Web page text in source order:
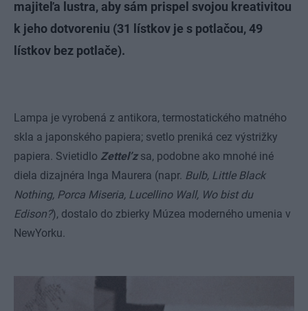
majiteľa lustra, aby sám prispel svojou kreativitou
k jeho dotvoreniu (31 lístkov je s potlačou, 49
lístkov bez potlače).
Lampa je vyrobená z antikora, termostatického matného
skla a japonského papiera; svetlo preniká cez výstrižky
papiera. Svietidlo Zettel’zsa, podobne ako mnohé iné
diela dizajnéra Inga Maurera (napr. Bulb, Little Black
Nothing, Porca Miseria, Lucellino Wall, Wo bist du
Edison?), dostalo do zbierky Múzea moderného umenia v
NewYorku.